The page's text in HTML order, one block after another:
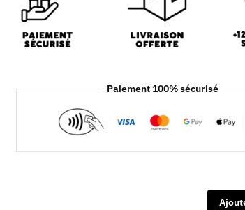
Paiement 100% sécurisé